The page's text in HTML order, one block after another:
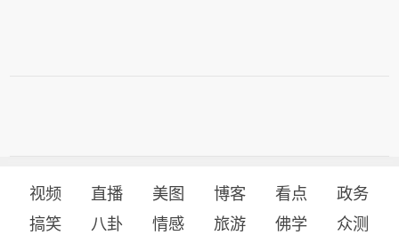
视频 直播 美图 博客 看点
政务
搞笑
八卦 情感 旅游 佛学 众测